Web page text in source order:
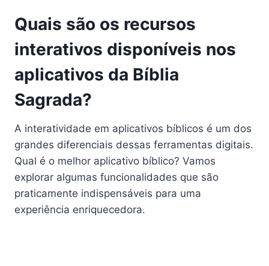
Quais são os recursos
interativos disponíveis nos
aplicativos da Bíblia
Sagrada?
A interatividade em aplicativos bíblicos é um dos
grandes diferenciais dessas ferramentas digitais.
Qual é o melhor aplicativo bíblico? Vamos
explorar algumas funcionalidades que são
praticamente indispensáveis para uma
experiência enriquecedora.